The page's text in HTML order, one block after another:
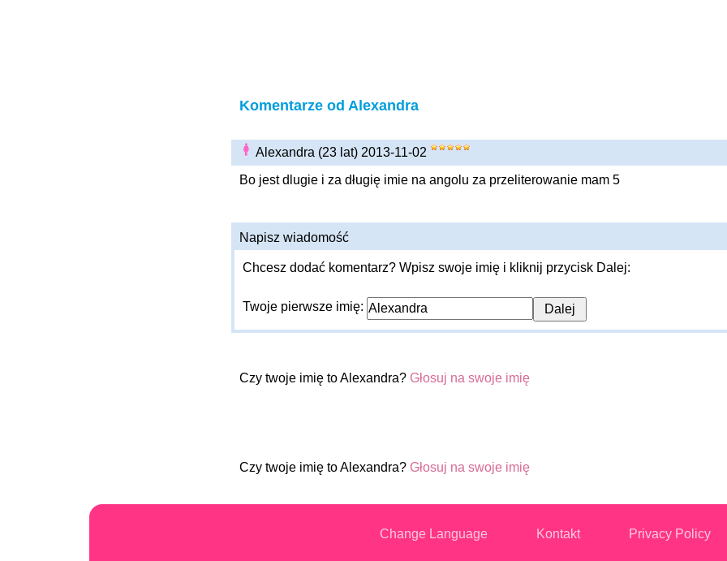
Komentarze od Alexandra
Alexandra (23 lat) 2013-11-02
Bo jest dlugie i za długię imie na angolu za przeliterowanie mam 5
Napisz wiadomość
Chcesz dodać komentarz? Wpisz swoje imię i kliknij przycisk Dalej:
Twoje pierwsze imię:
Czy twoje imię to Alexandra? Głosuj na swoje imię
Czy twoje imię to Alexandra? Głosuj na swoje imię
Change Language Kontakt Privacy Policy